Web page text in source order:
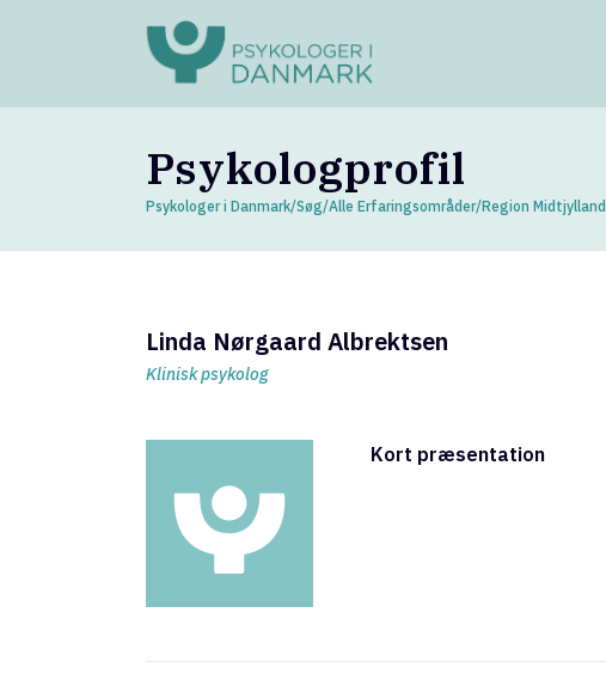
Psykologprofil
Psykologer i Danmark/Søg/Alle Erfaringsområder/Region Midtjylland
Linda Nørgaard Albrektsen
Klinisk psykolog
Kort præsentation